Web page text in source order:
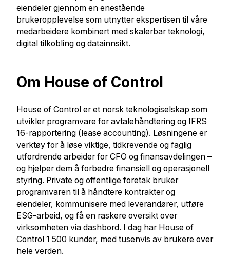
eiendeler gjennom en enestående
brukeropplevelse som utnytter ekspertisen til våre
medarbeidere kombinert med skalerbar teknologi,
digital tilkobling og datainnsikt.
Om House of Control
House of Control er et norsk teknologiselskap som
utvikler programvare for avtalehåndtering og IFRS
16-rapportering (lease accounting). Løsningene er
verktøy for å løse viktige, tidkrevende og faglig
utfordrende arbeider for CFO og finansavdelingen –
og hjelper dem å forbedre finansiell og operasjonell
styring. Private og offentlige foretak bruker
programvaren til å håndtere kontrakter og
eiendeler, kommunisere med leverandører, utføre
ESG-arbeid, og få en raskere oversikt over
virksomheten via dashbord. I dag har House of
Control 1 500 kunder, med tusenvis av brukere over
hele verden.